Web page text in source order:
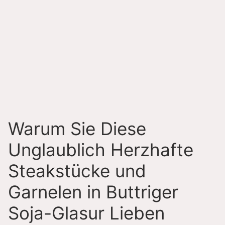
Warum Sie Diese
Unglaublich Herzhafte
Steakstücke und
Garnelen in Buttriger
Soja-Glasur Lieben